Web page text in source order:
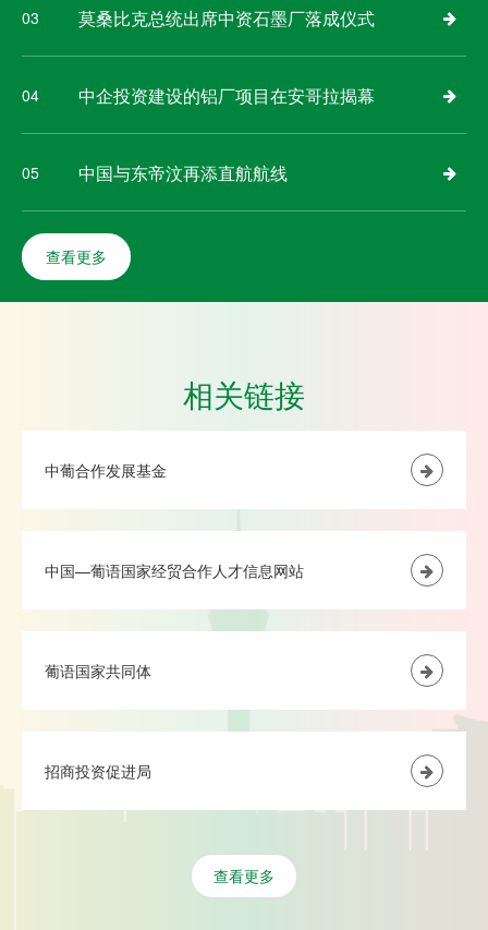
03 莫桑比克总统出席中资石墨厂落成仪式
04 中企投资建设的铝厂项目在安哥拉揭幕
05 中国与东帝汶再添直航航线
查看更多
相关链接
中葡合作发展基金
中国—葡语国家经贸合作人才信息网站
葡语国家共同体
招商投资促进局
查看更多